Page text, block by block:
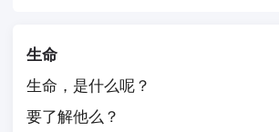
生命
生命，是什么呢？
要了解他么？